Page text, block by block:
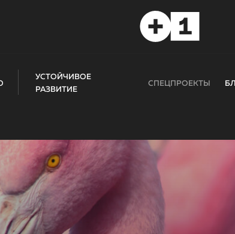
УСТОЙЧИВОЕ
РАЗВИТИЕ
СПЕЦПРОЕКТЫ